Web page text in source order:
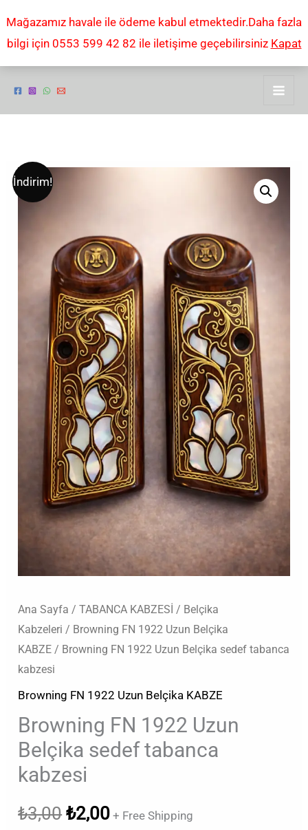
Mağazamız havale ile ödeme kabul etmektedir.Daha fazla
bilgi için 0553 599 42 82 ile iletişime geçebilirsiniz Kapat
İndirim!
Ana Sayfa /TABANCA KABZESİ / Belçika
Kabzeleri / Browning FN 1922 Uzun Belçika
KABZE / Browning FN 1922 Uzun Belçika sedef tabanca
kabzesi
Browning FN 1922 Uzun Belçika KABZE
Browning FN 1922 Uzun
Belçika sedef tabanca
kabzesi
₺3,00
₺3,00.
₺2,00
fiyat:
₺2,00.
+ Free Shipping
Browning
FN
Belçika
tabanca
kabzesi